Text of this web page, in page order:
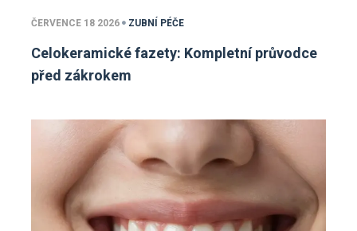
ČERVENCE 18 2026 ZUBNÍ PÉČE
Celokeramické fazety: Kompletní průvodce
před zákrokem